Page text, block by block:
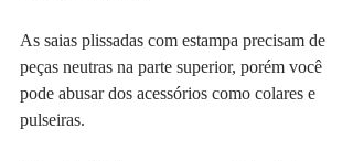
As saias plissadas com estampa precisam de
peças neutras na parte superior, porém você
pode abusar dos acessórios como colares e
pulseiras.